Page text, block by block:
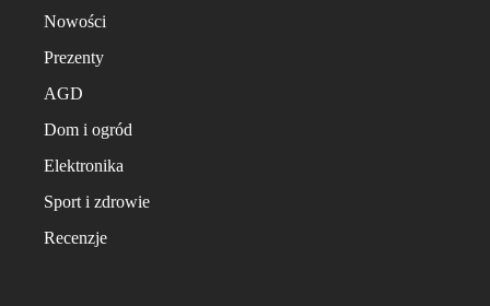
Nowości
Prezenty
AGD
Dom i ogród
Elektronika
Sport i zdrowie
Recenzje